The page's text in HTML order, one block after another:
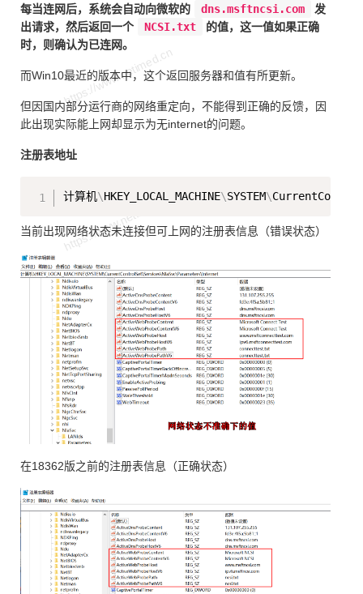
每当连网后，系统会自动向微软的 dns.msftncsi.com
发
出请求，然后返回一个
NCSI.txt
的值，这一值如果正确
时，则确认为已连网。
而Win10最近的版本中，这个返回服务器和值有所更新。
但因国内部分运行商的网络重定向，不能得到正确的反馈，因
此出现实际能上网却显示为无internet的问题。
注册表地址
计算机\HKEY_LOCAL_MACHINE\SYSTEM\
当前出现网络状态未连接但可上网的注册表信息（错误状态）
在18362版之前的注册表信息（正确状态）